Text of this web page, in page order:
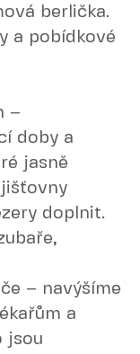
berlička.
a pobídkové
–
doby a
jasně
doplnit.
– navýšíme
a
jsou